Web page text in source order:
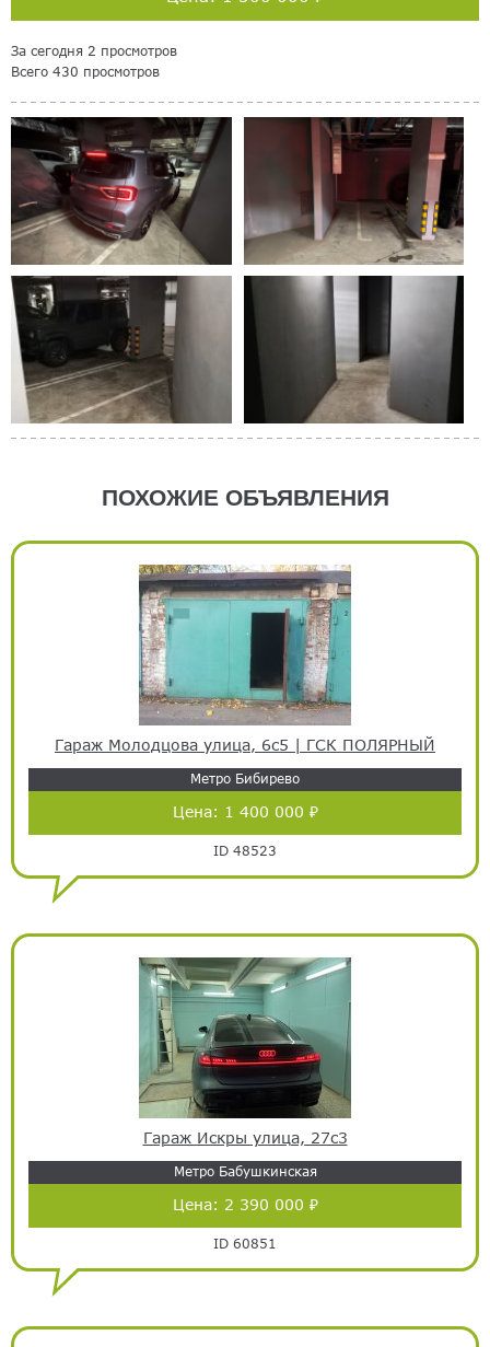
За сегодня 2 просмотров
Всего 430 просмотров
ПОХОЖИЕ ОБЪЯВЛЕНИЯ
Гараж Молодцова улица, 6с5 | ГСК ПОЛЯРНЫЙ
Метро Бибирево
Цена: 1 400 000 ₽
ID 48523
Гараж Искры улица, 27с3
Метро Бабушкинская
Цена: 2 390 000 ₽
ID 60851